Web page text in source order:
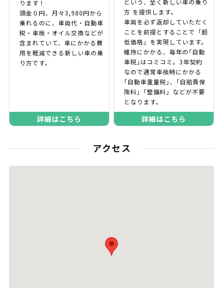
ります！
頭金０円、月々3,980円から
乗れるのに、車両代・自動車
税・車検・オイル交換などが
含まれていて、車にかかる費
用を軽減できる新しい車の乗
り方です。
詳細はこちら
方 を提供します。
車両を必ず返却していただく
ことを前提とすることで「超
低価格」を実現しています。
維持にかかる、毎年の｢自動
車税｣はコミコミ。3年契約
なので通常車検時にかかる
｢自動車重量税｣、｢自賠責保
険料｣「整備料」などが不要
となります。
詳細はこちら
アクセス